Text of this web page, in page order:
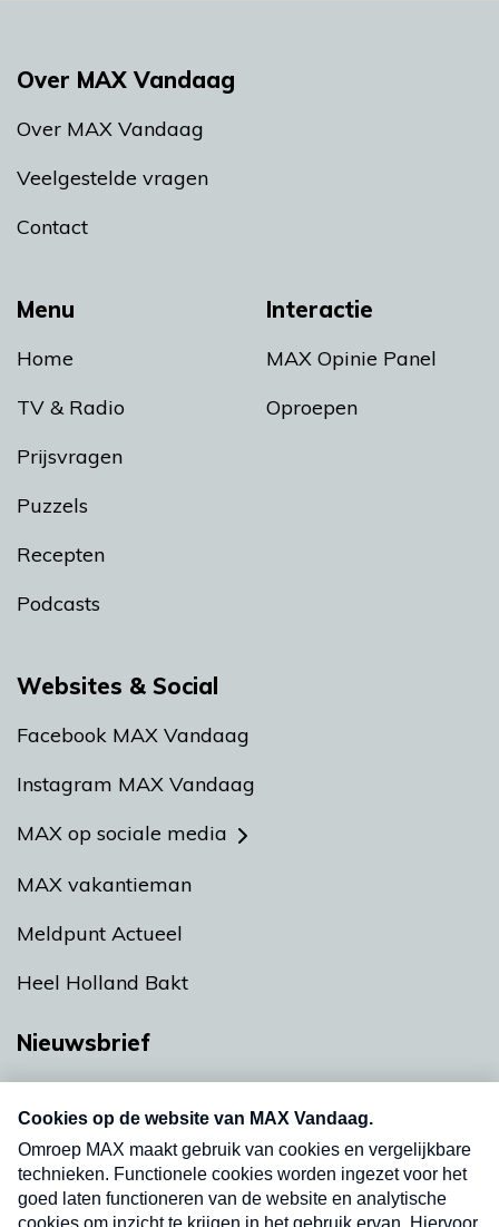
Menu
Home
TV & Radio
Prijsvragen
Puzzels
Recepten
Podcasts
Interactie
MAX Opinie Panel
Oproepen
Over MAX Vandaag
Over MAX Vandaag
Veelgestelde vragen
Contact
Websites & Social
Facebook MAX Vandaag
Instagram MAX Vandaag
MAX op sociale media
MAX vakantieman
Meldpunt Actueel
Heel Holland Bakt
Nieuwsbrief
nieuwsbrief. Elke vrijdag- en dinsdagochtend in
uw mailbox.
Verzend